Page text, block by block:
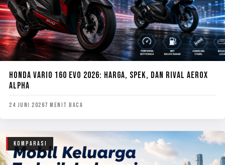
HONDA VARIO 160 EVO 2026: HARGA, SPEK, DAN RIVAL AEROX
ALPHA
24 JUNI 20267 MENIT BACA
KOMPARASI